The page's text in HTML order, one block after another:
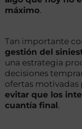
máximo.
Tan importante
gestión del
una estrategia
decisiones
ofertas motivadas
evitar que los
cuantía final.